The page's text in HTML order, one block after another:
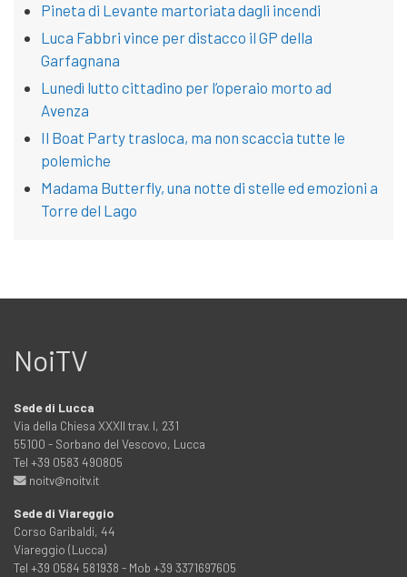
Pineta di Levante martoriata dagli incendi
Luca Fabbri vince per distacco il GP della
Garfagnana
Lunedì lutto cittadino per l’operaio morto ad
Avenza
Il Boat Party trasloca, ma non scaccia tutte le
polemiche
Madama Butterfly, una notte di stelle ed emozioni a
Torre del Lago
NoiTV
Sede di Lucca
Via della Chiesa XXXII trav. I, 231
55100 - Sorbano del Vescovo, Lucca
Tel +39 0583 490805
noitv@noitv.it
Sede di Viareggio
Corso Garibaldi, 44
Viareggio (Lucca)
Tel +39 0584 581938 - Mob +39 3371697605